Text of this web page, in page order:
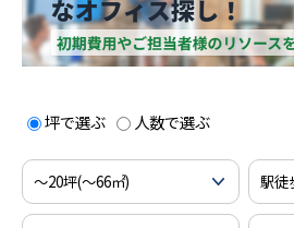
坪で選ぶ 人数で選ぶ